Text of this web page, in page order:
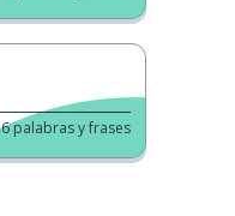
palabras y frases